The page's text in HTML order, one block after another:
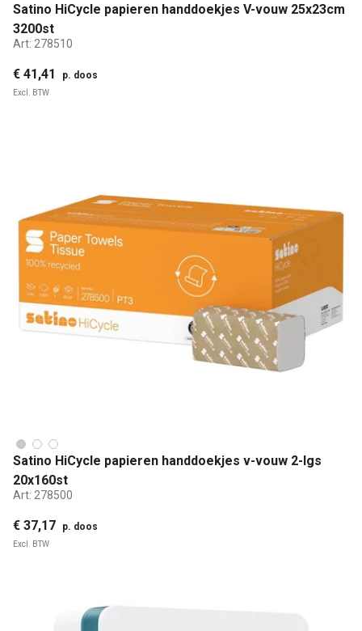
Satino HiCycle papieren handdoekjes V-vouw 25x23cm
3200st
Art: 278510
€ 41,41 p. doos
Excl. BTW
Satino HiCycle papieren handdoekjes v-vouw 2-lgs
20x160st
Art: 278500
€ 37,17 p. doos
Excl. BTW